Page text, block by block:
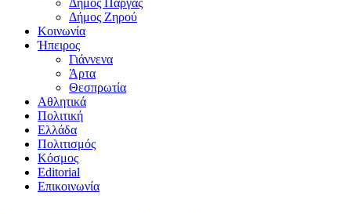
Δήμος Πάργας
Δήμος Ζηρού
Κοινωνία
Ήπειρος
Γιάννενα
Άρτα
Θεσπρωτία
Αθλητικά
Πολιτική
Ελλάδα
Πολιτισμός
Κόσμος
Editorial
Επικοινωνία